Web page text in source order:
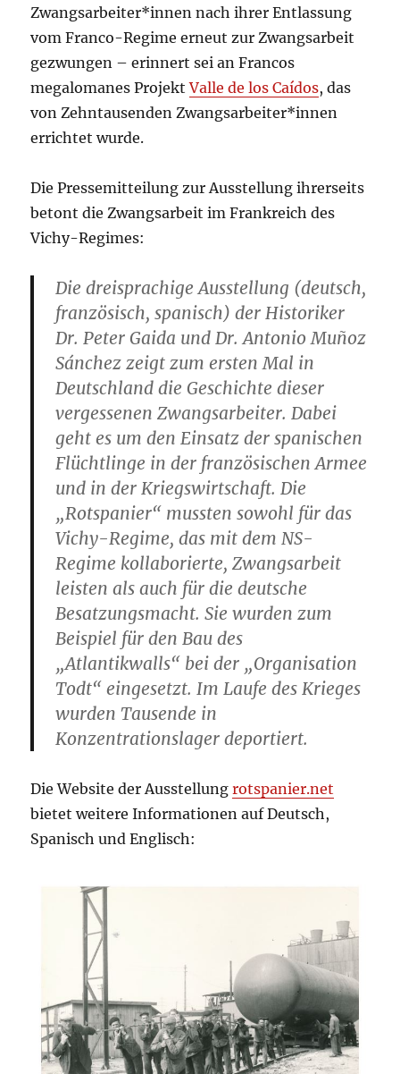
Zwangsarbeiter*innen nach ihrer Entlassung
vom Franco-Regime erneut zur Zwangsarbeit
gezwungen – erinnert sei an Francos
megalomanes ProjektValle de los Caídos, das
von Zehntausenden Zwangsarbeiter*innen
errichtet wurde.
Die Pressemitteilung zur Ausstellung ihrerseits
betont die Zwangsarbeit im Frankreich des
Vichy-Regimes:
Die dreisprachige Ausstellung (deutsch,
französisch, spanisch) der Historiker
Dr. Peter Gaida und Dr. Antonio Muñoz
Sánchez zeigt zum ersten Mal in
Deutschland die Geschichte dieser
vergessenen Zwangsarbeiter. Dabei
geht es um den Einsatz der spanischen
Flüchtlinge in der französischen Armee
und in der Kriegswirtschaft. Die
„Rotspanier“ mussten sowohl für das
Vichy-Regime, das mit dem NS-
Regime kollaborierte, Zwangsarbeit
leisten als auch für die deutsche
Besatzungsmacht. Sie wurden zum
Beispiel für den Bau des
„Atlantikwalls“ bei der „Organisation
Todt“ eingesetzt. Im Laufe des Krieges
wurden Tausende in
Konzentrationslager deportiert.
Die Website der Ausstellungrotspanier.net
bietet weitere Informationen auf Deutsch,
Spanisch und Englisch: